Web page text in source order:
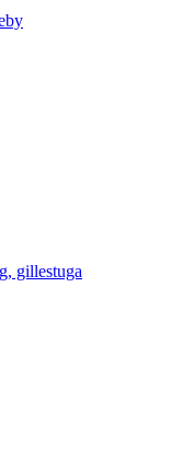
gillestuga